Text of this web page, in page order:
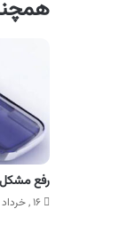
رفع
۱۶ , خرداد ۱۳۹۳